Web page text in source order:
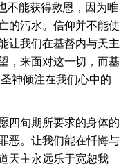
不能获得救恩，因为唯
的污水。信仰并不能使
让我们在基督内与天主
，来面对这一切，而基
神倾注在我们心中的
四旬期所要求的身体的
恶。让我们能在忏悔与
天主永远乐于宽恕我